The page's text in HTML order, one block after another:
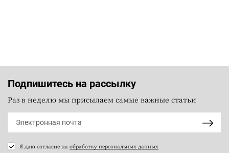
Подпишитесь на рассылку
Раз в неделю мы присылаем самые важные статьи
Я даю согласие на обработку персональных данных